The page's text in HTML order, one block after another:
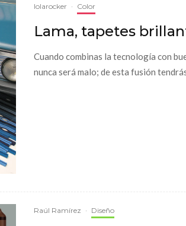
lolarocker · Color
Lama, tapetes
Cuando combinas la tecnología con
nunca será malo; de esta fusión
Raúl Ramírez · Diseño